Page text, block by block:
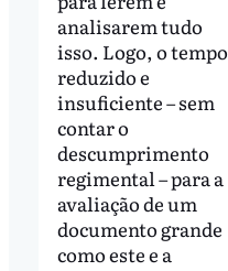
analisarem tudo
isso. Logo, o tempo
reduzido e
insuficiente – sem
contar o
descumprimento
regimental – para a
avaliação de um
documento grande
como este e a